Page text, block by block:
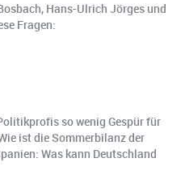
Hans-Ulrich Jörges und
Fragen:
so wenig Gespür für
ist die Sommerbilanz der
Was kann Deutschland